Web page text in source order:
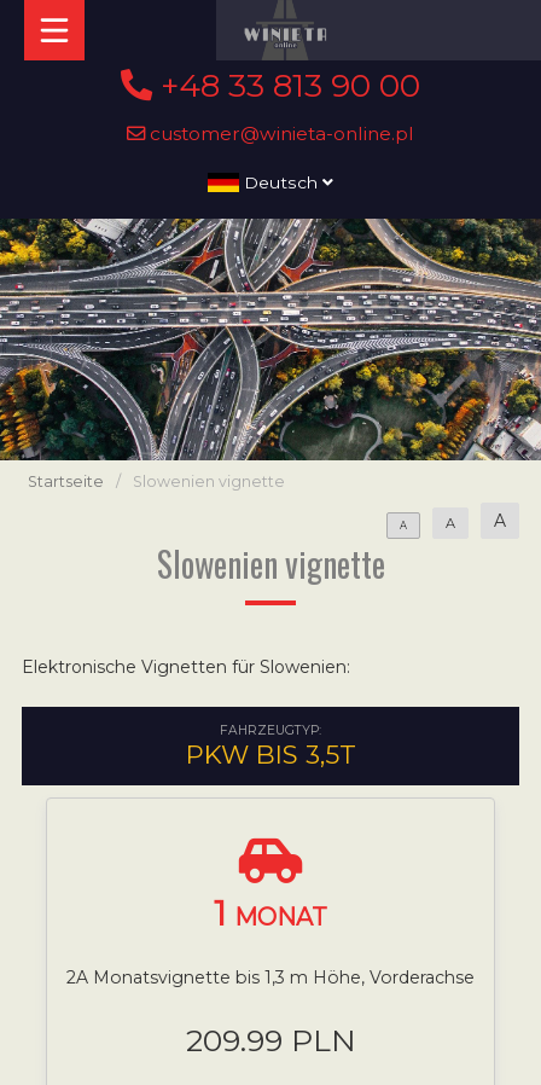
+48 33 813 90 00
customer@winieta-online.pl
Deutsch
Startseite / Slowenien vignette
A A A
Slowenien vignette
Elektronische Vignetten für Slowenien:
FAHRZEUGTYP:
PKW BIS 3,5T
1 MONAT
2A Monatsvignette bis 1,3 m Höhe, Vorderachse
209.99 PLN